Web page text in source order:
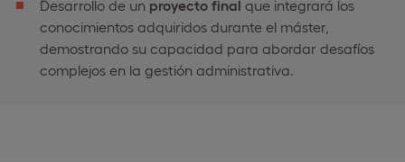
Desarrollo de un proyecto final que integrará los
conocimientos adquiridos durante el máster,
demostrando su capacidad para abordar desafíos
complejos en la gestión administrativa.